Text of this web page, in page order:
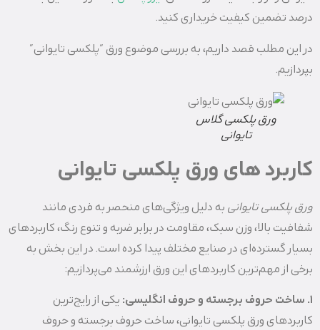
درصد تضمین کیفیت خریداری کنید.
در این مطلب قصد داریم، به بررسی موضوع ورق “پلکسی تایوانی”
بپردازیم.
ورق پلکسی گلاس
تایوانی
کاربرد های ورق پلکسی تایوانی
ورق پلکسی تایوانی به دلیل ویژگی‌های منحصر به فردی مانند
شفافیت بالا، وزن سبک، مقاومت در برابر ضربه و تنوع رنگ، کاربردهای
بسیار گسترده‌ای در صنایع مختلف پیدا کرده است. در این بخش به
برخی از مهم‌ترین کاربردهای این ورق ارزشمند می‌پردازیم:
1. ساخت حروف برجسته و حروف انگلیسی:
یکی از رایج‌ترین
کاربردهای ورق پلکسی تایوانی، ساخت حروف برجسته و حروف